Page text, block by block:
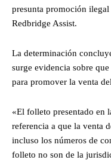
presunta promoción
Redbridge Assist.
La determinación
surge evidencia sobre
para promover la venta
«El folleto presentado en
referencia a que la venta
incluso los números de
folleto no son de la